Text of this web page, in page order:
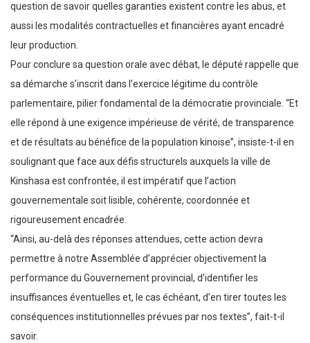
question de savoir quelles garanties existent contre les abus, et
aussi les modalités contractuelles et financières ayant encadré
leur production.
Pour conclure sa question orale avec débat, le député rappelle que
sa démarche s’inscrit dans l’exercice légitime du contrôle
parlementaire, pilier fondamental de la démocratie provinciale. “Et
elle répond à une exigence impérieuse de vérité, de transparence
et de résultats au bénéfice de la population kinoise”, insiste-t-il en
soulignant que face aux défis structurels auxquels la ville de
Kinshasa est confrontée, il est impératif que l’action
gouvernementale soit lisible, cohérente, coordonnée et
rigoureusement encadrée.
“Ainsi, au-delà des réponses attendues, cette action devra
permettre à notre Assemblée d’apprécier objectivement la
performance du Gouvernement provincial, d’identifier les
insuffisances éventuelles et, le cas échéant, d’en tirer toutes les
conséquences institutionnelles prévues par nos textes”, fait-t-il
savoir.